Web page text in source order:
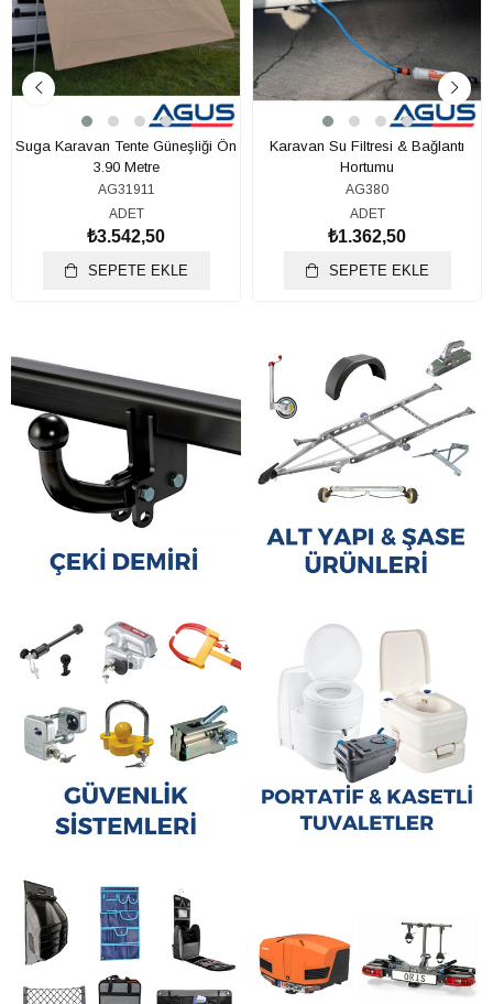
Suga Karavan Tente Güneşliği Ön
3.90 Metre
AG31911
ADET
₺3.542,50
SEPETE EKLE
Karavan Su Filtresi & Bağlantı
Hortumu
AG380
ADET
₺1.362,50
SEPETE EKLE